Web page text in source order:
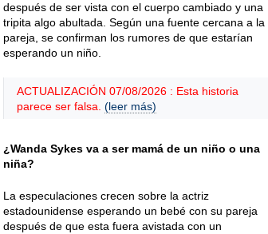
después de ser vista con el cuerpo cambiado y una
tripita algo abultada. Según una fuente cercana a la
pareja, se confirman los rumores de que estarían
esperando un niño.
ACTUALIZACIÓN 07/08/2026 : Esta historia
parece ser falsa. (leer más)
¿Wanda Sykes va a ser mamá de un niño o una
niña?
La especulaciones crecen sobre la actriz
estadounidense esperando un bebé con su pareja
después de que esta fuera avistada con un